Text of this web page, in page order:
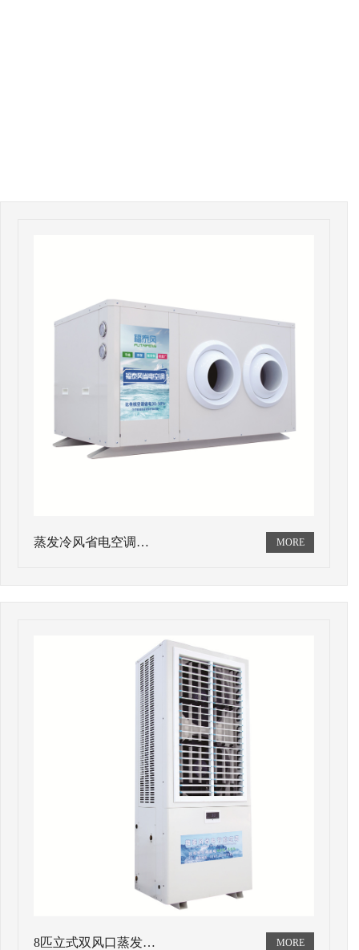
蒸发冷风省电空调…
8匹立式双风口蒸发…